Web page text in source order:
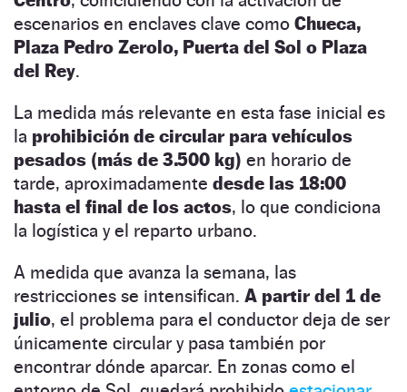
escenarios en enclaves clave como Chueca,
Plaza Pedro Zerolo, Puerta del Sol o Plaza
del Rey.
La medida más relevante en esta fase inicial es
la prohibición de circular para vehículos
pesados (más de 3.500 kg) en horario de
tarde, aproximadamente desde las 18:00
hasta el final de los actos, lo que condiciona
la logística y el reparto urbano.
A medida que avanza la semana, las
restricciones se intensifican. A partir del 1 de
julio, el problema para el conductor deja de ser
únicamente circular y pasa también por
encontrar dónde aparcar. En zonas como el